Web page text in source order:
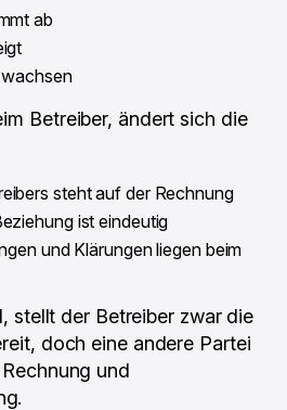
ab
Betreiber, ändert sich die
steht auf der Rechnung
ist eindeutig
und Klärungen liegen beim
stellt der Betreiber zwar die
doch eine andere Partei
und